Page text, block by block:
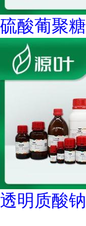
硫酸葡聚糖
透明质酸钠